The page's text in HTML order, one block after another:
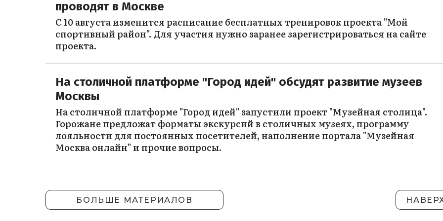
проводят в Москве
С 10 августа изменится расписание бесплатных тренировок проекта "Мой
спортивный район". Для участия нужно заранее зарегистрироваться на сайте
проекта.
На столичной платформе "Город идей" обсудят развитие музеев
Москвы
На столичной платформе "Город идей" запустили проект "Музейная столица".
Горожане предложат форматы экскурсий в столичных музеях, программу
лояльности для постоянных посетителей, наполнение портала "Музейная
Москва онлайн" и прочие вопросы.
БОЛЬШЕ МАТЕРИАЛОВ